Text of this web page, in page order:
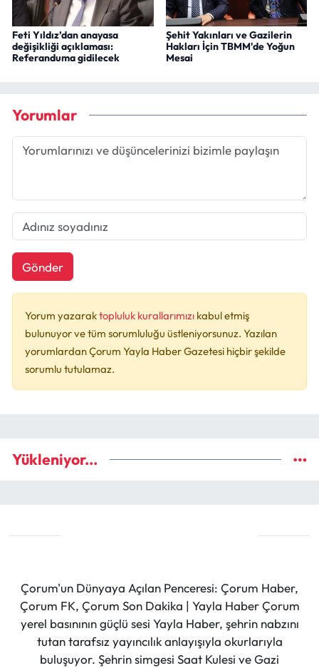
Feti Yıldız’dan anayasa
değişikliği açıklaması:
Referanduma gidilecek
Şehit Yakınları ve Gazilerin
Hakları İçin TBMM'de Yoğun
Mesai
Yorumlar
Gönder
Yorum yazaraktopluluk kurallarımızı kabul etmiş
bulunuyor ve tüm sorumluluğu üstleniyorsunuz. Yazılan
yorumlardan Çorum Yayla Haber Gazetesi hiçbir şekilde
sorumlu tutulamaz.
Yükleniyor...
Çorum'un Dünyaya Açılan Penceresi: Çorum Haber,
Çorum FK, Çorum Son Dakika | Yayla Haber Çorum
yerel basınının güçlü sesi Yayla Haber, şehrin nabzını
tutan tarafsız yayıncılık anlayışıyla okurlarıyla
buluşuyor. Şehrin simgesi Saat Kulesi ve Gazi